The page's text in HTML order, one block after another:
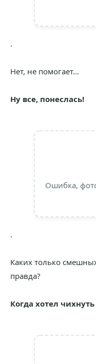
.
Нет, не помогает…
Ну все, понеслась!
Ошибка,
.
Каких только
правда?
Когда хотел